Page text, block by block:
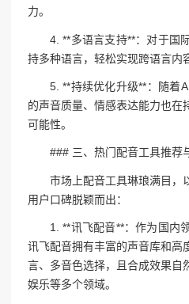
力。
4. **多语言支持**：对于国
持多种语言，轻松实现跨语言内
5. **持续优化升级**：随着
的声音质量、情感表达能力也在
可能性。
### 三、热门配音工具推荐
市场上配音工具琳琅满目，
用户口碑脱颖而出：
1. **讯飞配音**：作为国内
讯飞配音拥有丰富的声音库和高
言、多音色选择，且合成效果自
娱乐等多个领域。